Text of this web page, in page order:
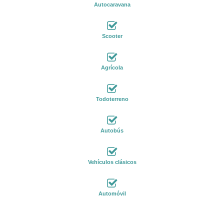
Autocaravana
Scooter
Agrícola
Todoterreno
Autobús
Vehículos clásicos
Automóvil